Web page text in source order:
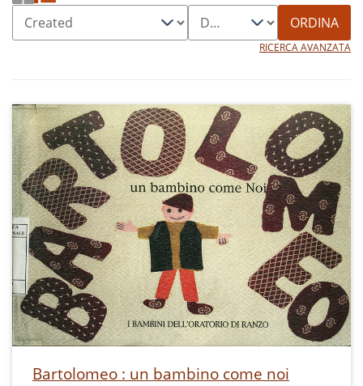
ORDINA
RICERCA AVANZATA
Bartolomeo : un bambino come noi